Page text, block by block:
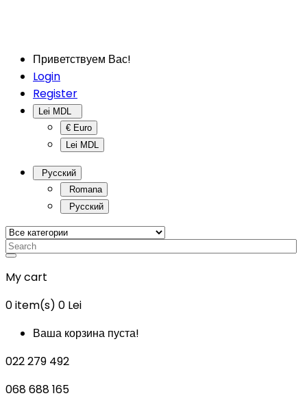
Приветствуем Вас!
Login
Register
€ Euro
Lei MDL
Русский
Romana
Русский
My cart
0item(s) 0 Lei
Ваша корзина пуста!
022 279 492
068 688 165